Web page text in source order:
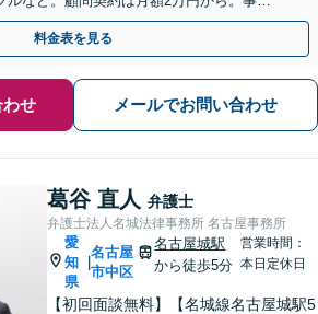
たします【ビデオ面談可】
料金表を見る
せ メールでお問い合わせ
葛谷 直人 弁護士
弁護士法人名城法律事務所 名古屋事務所
愛
知
県
|
名古屋
市中区
名古屋城駅
から徒歩5分
営業時間：
本日定休日
【初回面談無料】【名城線名古屋城駅5